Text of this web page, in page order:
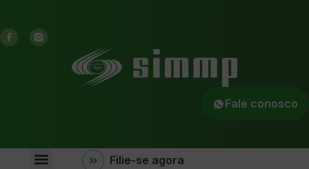
Fale conosco
Filie-se agora